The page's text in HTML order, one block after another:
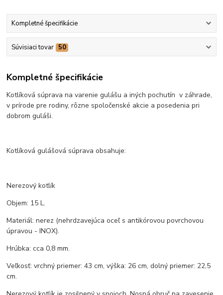
Kompletné špecifikácie
Súvisiaci tovar 50
Kompletné špecifikácie
Kotlíková súprava na varenie gulášu a iných pochutín v záhrade,
v prírode pre rodiny, rôzne spoločenské akcie a posedenia pri
dobrom guláši.
Kotlíková gulášová súprava obsahuje:
Nerezový kotlík
Objem: 15 L.
Materiál: nerez (nehrdzavejúca oceľ s antikórovou povrchovou
úpravou - INOX).
Hrúbka: cca 0,8 mm.
Veľkosť: vrchný priemer: 43 cm, výška: 26 cm, dolný priemer: 22,5
cm.